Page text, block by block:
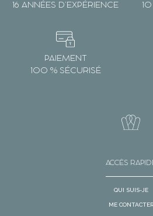
16 ANNÉES D’EXPÉRIENCE
PAIEMENT
100 % SÉCURISÉ
ACCÈS
QUI SUIS-JE
ME CONTACTER